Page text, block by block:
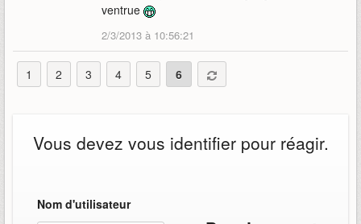
ventrue
2/3/2013 à 10:56:21
1 2 3 4 5 6
Vous devez vous identifier pour réagir.
Nom d'utilisateur